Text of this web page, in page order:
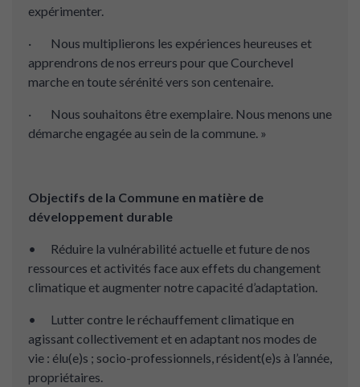
expérimenter.
· Nous multiplierons les expériences heureuses et
apprendrons de nos erreurs pour que Courchevel
marche en toute sérénité vers son centenaire.
· Nous souhaitons être exemplaire. Nous menons une
démarche engagée au sein de la commune. »
Objectifs de la Commune en matière de
développement durable
• Réduire la vulnérabilité actuelle et future de nos
ressources et activités face aux effets du changement
climatique et augmenter notre capacité d’adaptation.
• Lutter contre le réchauffement climatique en
agissant collectivement et en adaptant nos modes de
vie : élu(e)s ; socio-professionnels, résident(e)s à l’année,
propriétaires.